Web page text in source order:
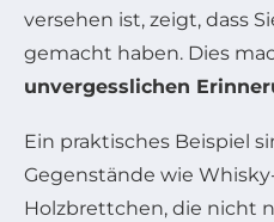
versehen ist, zeigt, dass
gemacht haben. Dies
unvergesslichen
Ein praktisches Beispiel
Gegenstände wie
Holzbrettchen, die nicht